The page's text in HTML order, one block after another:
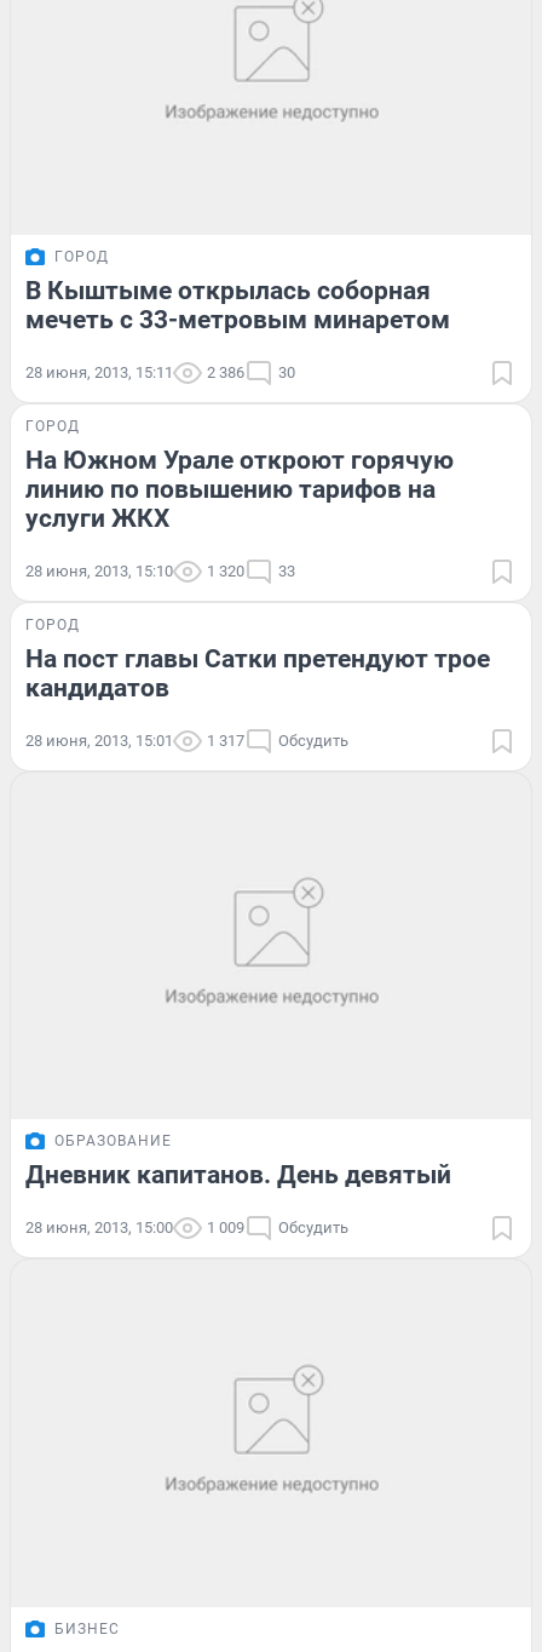
ГОРОД
В Кыштыме открылась соборная
мечеть с 33-метровым минаретом
28 июня, 2013, 15:11 2 386 30
ГОРОД
На Южном Урале откроют горячую
линию по повышению тарифов на
услуги ЖКХ
28 июня, 2013, 15:10 1 320 33
ГОРОД
На пост главы Сатки претендуют трое
кандидатов
28 июня, 2013, 15:01 1 317 Обсудить
ОБРАЗОВАНИЕ
Дневник капитанов. День девятый
28 июня, 2013, 15:00 1 009 Обсудить
БИЗНЕС